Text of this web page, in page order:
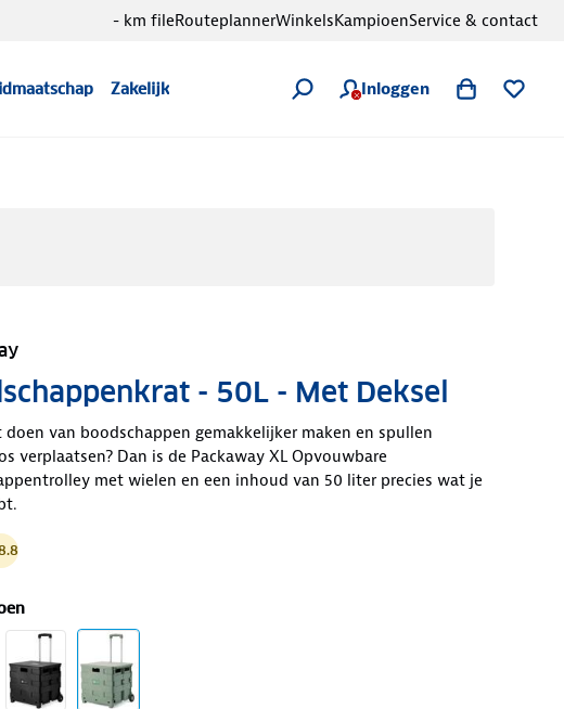
Zakelijk Inloggen
- km fileRouteplannerWinkelsKampioenService & contact
- 50L - Met Deksel
van boodschappen gemakkelijker maken en spullen
verplaatsen? Dan is de Packaway XL Opvouwbare
met wielen en een inhoud van 50 liter precies wat je